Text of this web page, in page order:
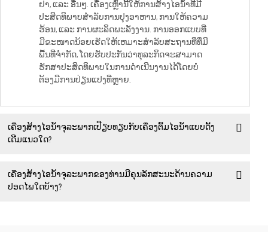
ຢາ, ແລະ ອື່ນໆ. ເຄື່ອງເຫຼົ່ານີ້ໃຫ້ການສ້າງໄອນ້ຳທີ່ມີ
ປະສິດທິພາບສຳລັບການປຸງອາຫານ, ການໃຫ້ຄວາມ
ຮ້ອນ, ແລະ ການຜະລິດພະລັງງານ. ການອອກແບບທີ່
ມີຂະໜາດນ້ອຍເຮັດໃຫ້ເຫມາະສຳລັບສະຖານທີ່ທີ່ມີ
ພື້ນທີ່ຈຳກັດ, ໂດຍຮັບປະກັນວ່າທຸລະກິດຈະສາມາດ
ຮັກສາປະສິດທິພາບໃນການດຳເນີນງານໄດ້ໂດຍບໍ່
ຕ້ອງມີການປ່ຽນແປງທີ່ຫຼາຍ.
ເຄື່ອງສ້າງໄອນ້ຳຈຸລະພາກເປີຽບທຽບກັບເຄື່ອງຕົ້ມໄອນ້ຳແບບດັ້ງ
ເດີມແນວໃດ?
ເຄື່ອງສ້າງໄອນ້ຳຈຸລະພາກຂອງທ່ານມີຄຸນລັກສະນະດ້ານຄວາມ
ປອດໄພໃດບ້າງ?